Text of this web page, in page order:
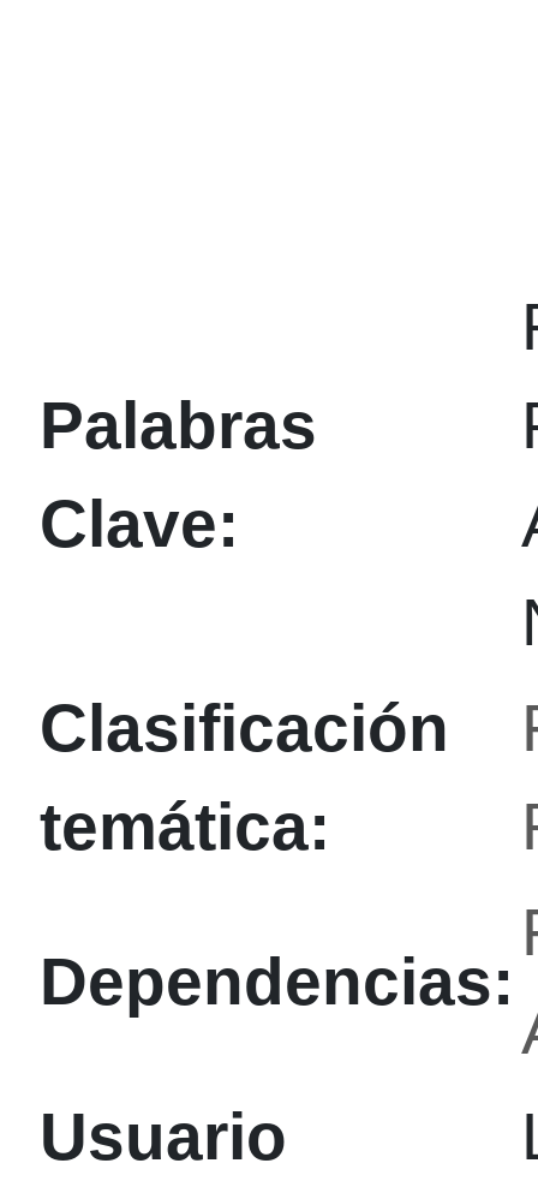
Palabras
Clave:
Clasificación
temática:
Dependencias:
Usuario